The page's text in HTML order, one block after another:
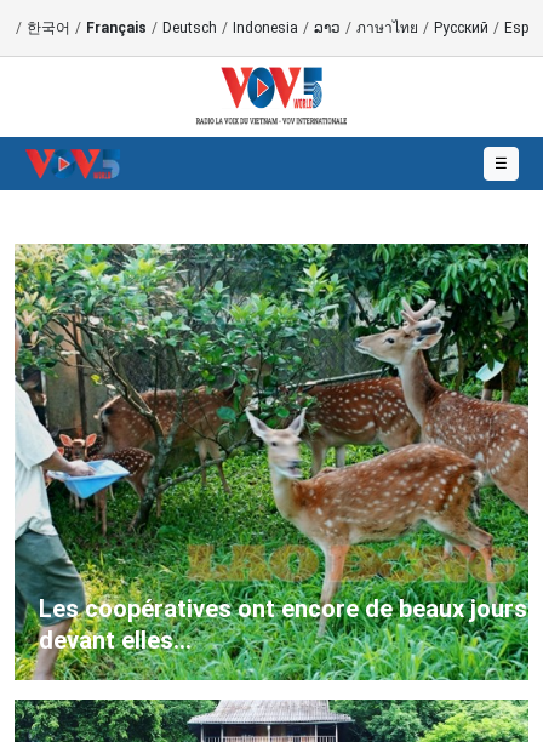
/ 한국어 / Français / Deutsch / Indonesia / ລາວ / ภาษาไทย / Русский /
☰
Les coopératives ont encore de beaux jours
devant elles...